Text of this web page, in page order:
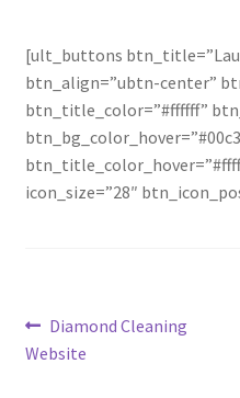
[ult_buttons
btn_align=”ubtn-center”
btn_title_color=”#ffffff”
icon_size=”28″
แนะแนว
เรื่อง
Previous
post:
Diamond Cleaning
Website